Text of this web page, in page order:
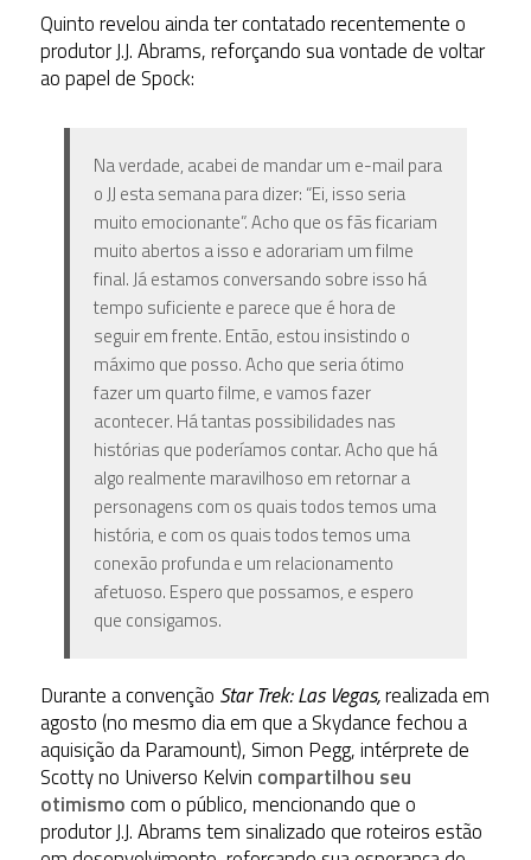
Quintorevelou ainda ter contatado recentemente o
produtor J.J. Abrams, reforçando sua vontade de voltar
ao papel de Spock:
Na verdade, acabei de mandar um e-mail para
o JJ esta semana para dizer: “Ei, isso seria
muito emocionante”. Acho que os fãs ficariam
muito abertos a isso e adorariam um filme
final. Já estamos conversando sobre isso há
tempo suficiente e parece que é hora de
seguir em frente. Então, estou insistindo o
máximo que posso. Acho que seria ótimo
fazer um quarto filme, e vamos fazer
acontecer. Há tantas possibilidades nas
histórias que poderíamos contar. Acho que há
algo realmente maravilhoso em retornar a
personagens com os quais todos temos uma
história, e com os quais todos temos uma
conexão profunda e um relacionamento
afetuoso. Espero que possamos, e espero
que consigamos.
Durante a convenção Star Trek: Las Vegas,realizada em
agosto (no mesmo dia em que a Skydance fechou a
aquisição da Paramount), Simon Pegg, intérprete de
Scotty no Universo Kelvin compartilhou seu
otimismocom o público, mencionando que o
produtor J.J. Abrams tem sinalizado que roteiros estão